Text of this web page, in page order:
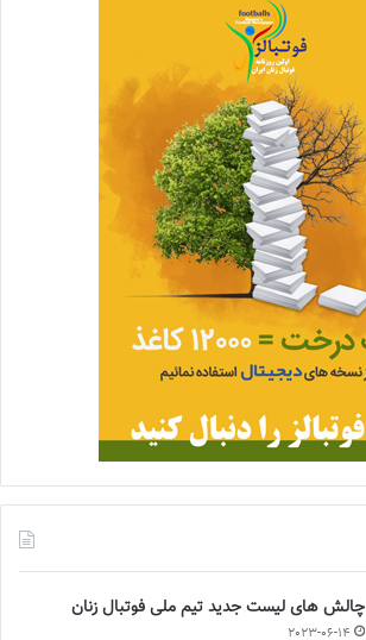
چالش هاى ليست جدید تيم ملى فوتبال زنان
2023-06-14